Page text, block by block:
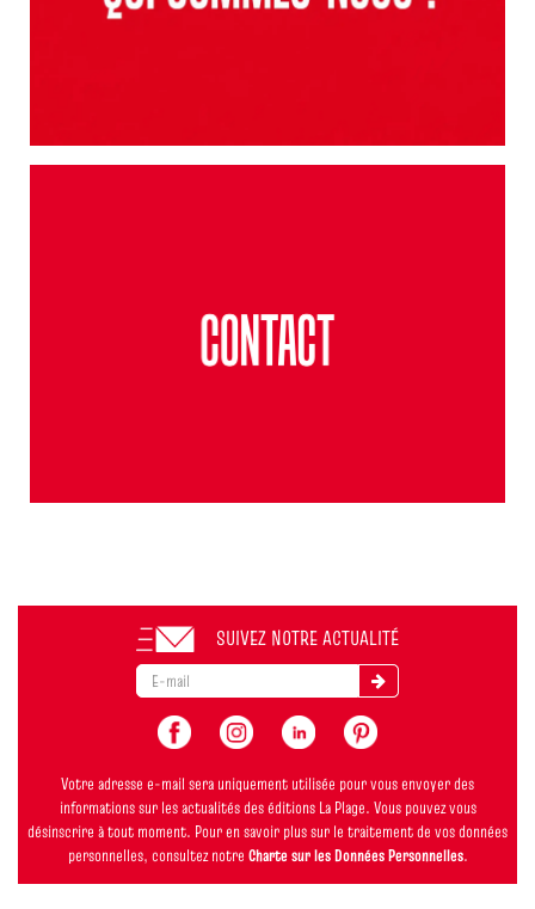
SUIVEZ NOTRE ACTUALITÉ
Votre adresse e-mail sera uniquement utilisée pour vous envoyer des
informations sur les actualités des éditions La Plage. Vous pouvez vous
désinscrire à tout moment. Pour en savoir plus sur le traitement de vos données
personnelles, consultez notre Charte sur les Données Personnelles.